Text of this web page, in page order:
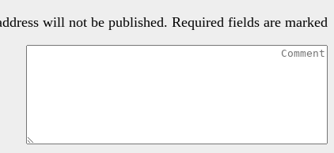
will not be published. Required fields are marked